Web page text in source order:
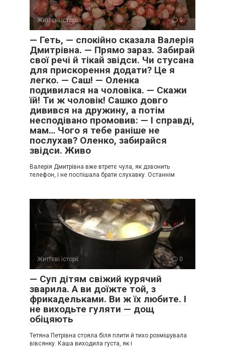
Життєві історії 0
— Геть, — спокійно сказала Валерія
Дмитрівна. — Прямо зараз. Забирай
свої речі й тікай звідси. Чи стусана
для прискорення додати? Це я
легко. — Саш! — Оленка
подивилася на чоловіка. — Скажи
їй! Ти ж чоловік! Сашко довго
дивився на дружину, а потім
несподівано промовив: — І справді,
мам… Чого я тебе раніше не
послухав? Оленко, забирайся
звідси. Живо
Валерія Дмитрівна вже втретє чула, як дзвонить
телефон, і не поспішала брати слухавку. Останнім
Життєві історії 0
— Суп дітям свіжий курячий
зварила. А ви доїжте той, з
фрикадельками. Ви ж їх любите. І
не виходьте гуляти — дощ
обіцяють
Тетяна Петрівна стояла біля плити й тихо розмішувала
вівсянку. Каша виходила густа, як і